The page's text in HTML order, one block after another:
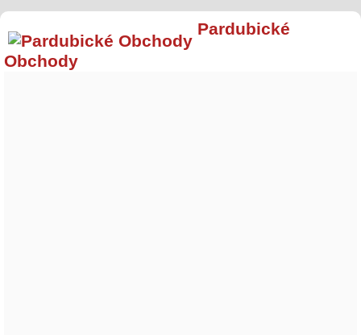
Pardubické
Obchody